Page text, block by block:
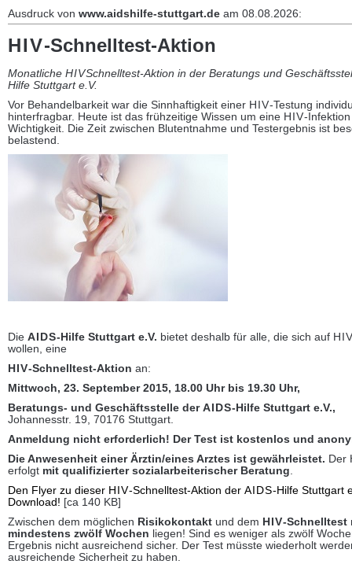
Ausdruck von www.aidshilfe-stuttgart.de am 08.08.2026:
HIV-Schnelltest-Aktion
Monatliche HIVSchnelltest-Aktion in der Beratungs und
Hilfe Stuttgart e.V.
Vor Behandelbarkeit war die Sinnhaftigkeit einer HIV-Testung
hinterfragbar. Heute ist das frühzeitige Wissen um eine HIV-
Wichtigkeit. Die Zeit zwischen Blutentnahme und Testergebnis ist
belastend.
Die AIDS-Hilfe Stuttgart e.V. bietet deshalb für alle, die sich auf
wollen, eine
HIV-Schnelltest-Aktion an:
Mittwoch, 23. September 2015, 18.00 Uhr bis 19.30 Uhr,
Beratungs- und Geschäftsstelle der AIDS-Hilfe Stuttgart e.V.,
Johannesstr. 19, 70176 Stuttgart.
Anmeldung nicht erforderlich! Der Test ist kostenlos und
Die Anwesenheit einer Ärztin/eines Arztes ist gewährleistet. Der
erfolgt mit qualifizierter sozialarbeiterischer Beratung
Den Flyer zu dieser HIV-Schnelltest-Aktion der AIDS-Hilfe Stuttgart
Download! [ca 140 KB]
Zwischen dem möglichen Risikokontakt und dem HIV-Schnelltest
mindestens zwölf Wochen liegen! Sind es weniger als zwölf
Ergebnis nicht ausreichend sicher. Der Test müsste wiederholt
ausreichende Sicherheit zu haben.